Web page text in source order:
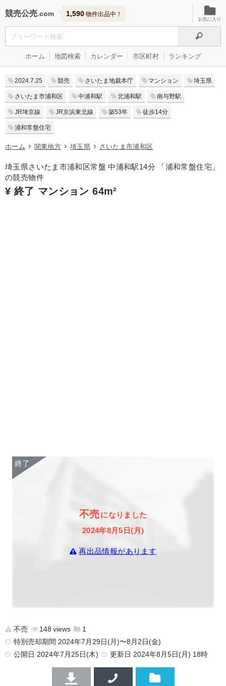
競売公売 1,590 物件出品中！
お気に入り
ホーム 地図検索 カレンダー 市区町村 ランキング
2024.7.25 競売 さいたま地裁本庁 マンション 埼玉県
さいたま市浦和区 中浦和駅 北浦和駅 南与野駅
JR埼京線 JR京浜東北線 築53年 徒歩14分
浦和常盤住宅
ホーム 関東地方 埼玉県 さいたま市浦和区
埼玉県さいたま市浦和区常盤 中浦和駅14分 「浦和常盤住宅」
の競売物件
¥ 終了 マンション 64m²
不売になりました
2024年8月5日(月)
再出品情報があります
不売 148
1
特別売却期間 2024年7月29日(月)〜8月2日(金)
公開日 2024年7月25日(木) 更新日 2024年8月5日(月) 18時